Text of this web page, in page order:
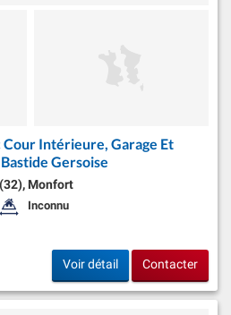
Cour Intérieure, Garage Et
Gersoise
Monfort
Superficie du terrain:
Inconnu
Voir détail Contacter